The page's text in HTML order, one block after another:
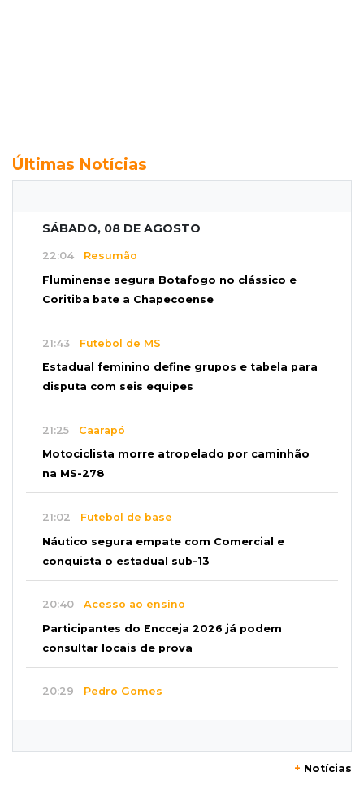
Últimas Notícias
SÁBADO, 08 DE AGOSTO
22:04 Resumão
Fluminense segura Botafogo no clássico e
Coritiba bate a Chapecoense
21:43 Futebol de MS
Estadual feminino define grupos e tabela para
disputa com seis equipes
21:25 Caarapó
Motociclista morre atropelado por caminhão
na MS-278
21:02 Futebol de base
Náutico segura empate com Comercial e
conquista o estadual sub-13
20:40 Acesso ao ensino
Participantes do Encceja 2026 já podem
consultar locais de prova
20:29 Pedro Gomes
+ Notícias